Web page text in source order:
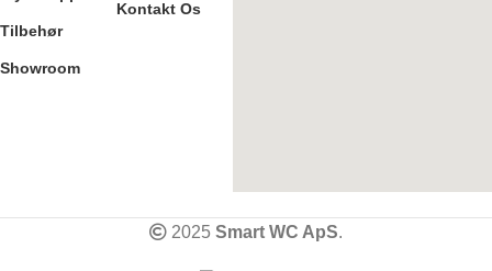
Tilbehør
Showroom
Kontakt Os
2025 Smart WC ApS.